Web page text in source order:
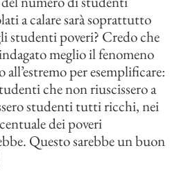
a calare sarà soprattutto
studenti poveri? Credo che
meglio il fenomeno
per esemplificare:
che non riuscissero a
studenti tutti ricchi, nei
dei poveri
Questo sarebbe un buon